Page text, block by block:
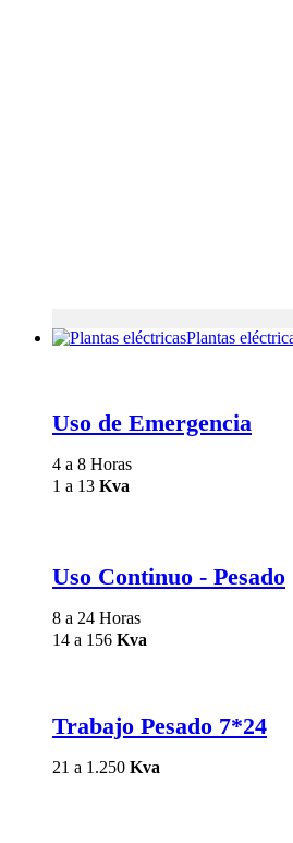
Plantas
Uso de Emergencia
4 a 8 Horas
1 a 13 Kva
Uso Continuo - Pesado
8 a 24 Horas
14 a 156 Kva
Trabajo Pesado 7*24
21 a 1.250 Kva